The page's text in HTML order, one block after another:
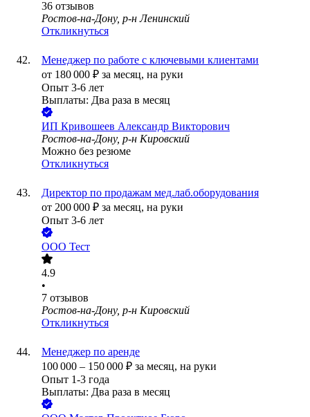
36 отзывов
Ростов-на-Дону, р-н Ленинский
Откликнуться
Менеджер по работе с ключевыми клиентами
от 180 000 ₽ за месяц, на руки
Опыт 3-6 лет
Выплаты: Два раза в месяц
ИП Кривошеев Александр Викторович
Ростов-на-Дону, р-н Кировский
Можно без резюме
Откликнуться
Директор по продажам мед.лаб.оборудования
от 200 000 ₽ за месяц, на руки
Опыт 3-6 лет
ООО Тест
4.9
•
7 отзывов
Ростов-на-Дону, р-н Кировский
Откликнуться
Менеджер по аренде
100 000 – 150 000 ₽ за месяц, на руки
Опыт 1-3 года
Выплаты: Два раза в месяц